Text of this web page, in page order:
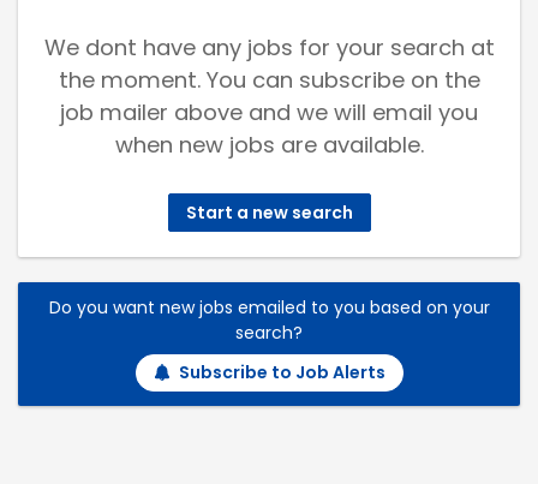
We dont have any jobs for your search at
the moment. You can subscribe on the
job mailer above and we will email you
when new jobs are available.
Start a new search
Do you want new jobs emailed to you based on your
search?
Subscribe to Job Alerts